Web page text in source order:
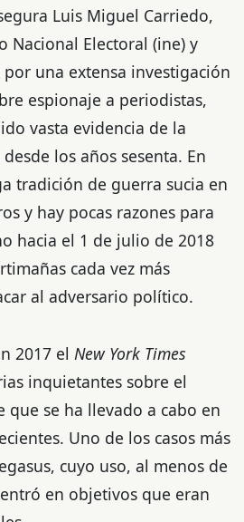
Luis Miguel Carriedo,
Nacional Electoral (ine) y
una extensa investigación
espionaje a periodistas,
vasta evidencia de la
los años sesenta. En
tradición de guerra sucia en
y hay pocas razones para
hacia el 1 de julio de 2018
cada vez más
al adversario político.
2017 el New York Times
inquietantes sobre el
que se ha llevado a cabo en
Uno de los casos más
cuyo uso, al menos de
en objetivos que eran